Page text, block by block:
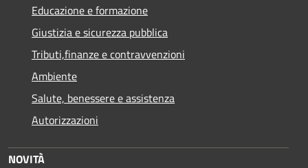
Educazione e formazione
Giustizia e sicurezza pubblica
Tributi,finanze e contravvenzioni
Ambiente
Salute, benessere e assistenza
Autorizzazioni
NOVITÀ